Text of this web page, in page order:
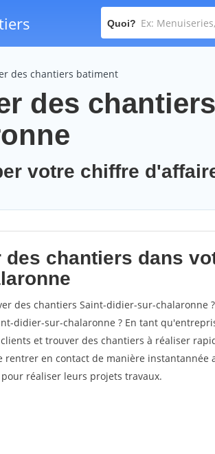
Quoi?
des chantiers batiment
des
votre chiffre
des chantiers dans
des chantiers Saint-didier-sur-chalaronne
didier-sur-chalaronne ? En tant
et trouver des chantiers à réaliser
rentrer en contact de manière instantannée
réaliser leurs projets travaux.